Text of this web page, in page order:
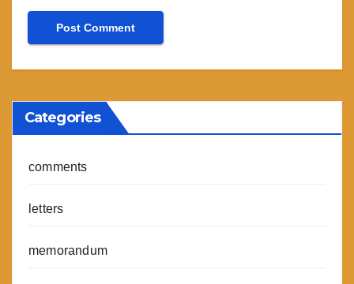
Categories
comments
letters
memorandum